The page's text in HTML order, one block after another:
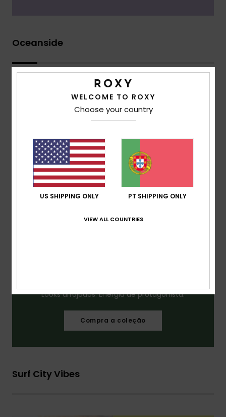
Oceanside
Looks arrojados. Energia de protagonista.​
Compra a coleção
Surf City Vibes
WELCOME TO ROXY
Choose your country
US SHIPPING ONLY PT SHIPPING ONLY
VIEW ALL COUNTRIES